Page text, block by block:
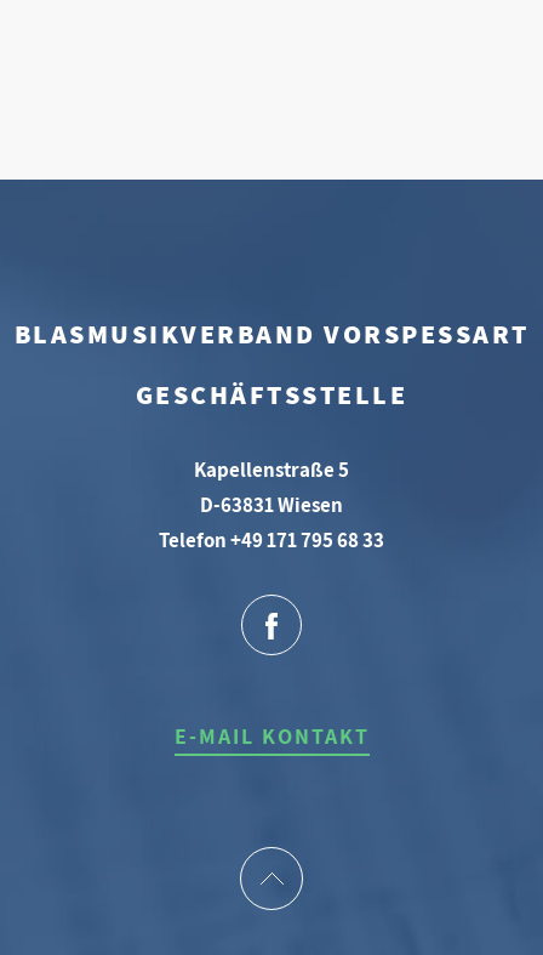
BLASMUSIKVERBAND VORSPESSART
GESCHÄFTSSTELLE
Kapellenstraße 5
D-63831 Wiesen
Telefon +49 171 795 68 33
E-MAIL KONTAKT